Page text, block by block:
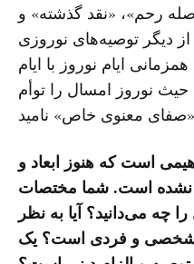
رحم»، «نقد گذشته» و
از دیگر توصیه‌های نوروزی
ایام نوروز با ایام
نوروز امسال را توأم
است که هنوز ابعاد و
نشده است. شما مختصات
چه می‌دانید؟ آیا به نظر
شخصی و فردی است؟ یک